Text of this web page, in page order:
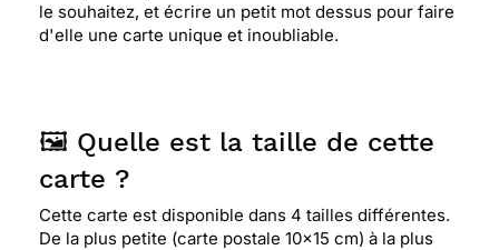
le souhaitez, et écrire un petit mot dessus pour faire
d'elle une carte unique et inoubliable.
🖼️ Quelle est la taille de cette
carte ?
Cette carte est disponible dans 4 tailles différentes.
De la plus petite (carte postale 10x15 cm) à la plus